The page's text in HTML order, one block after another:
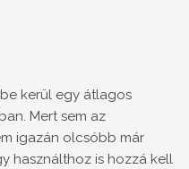
kerül egy átlagos
Mert sem az
igazán olcsóbb már
használthoz is hozzá kell